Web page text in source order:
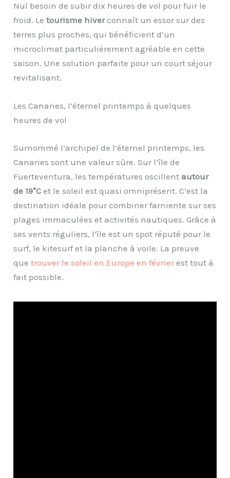
Nul besoin de subir dix heures de vol pour fuir le
froid. Letourisme hiverconnaît un essor sur des
terres plus proches, qui bénéficient d’un
microclimat particulièrement agréable en cette
saison. Une solution parfaite pour un court séjour
revitalisant.
Les Canaries, l’éternel printemps à quelques
heures de vol
Surnommé l’archipel de l’éternel printemps, les
Canaries sont une valeur sûre. Sur l’île de
Fuerteventura, les températures oscillentautour
de 19°C et le soleil est quasi omniprésent. C’est la
destination idéale pour combiner farniente sur ses
plages immaculées et activités nautiques. Grâce à
ses vents réguliers, l’île est un spot réputé pour le
surf, le kitesurf et la planche à voile. La preuve
quetrouver le soleil en Europe en février est tout à
fait possible.